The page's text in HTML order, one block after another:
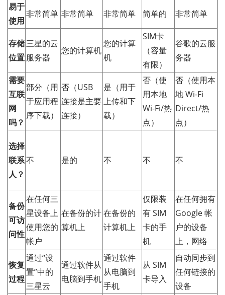
易于
使用
非常简单 非常简单 非常简单 简单的 非常简单
存储
位置
三星的云
服务器
您的计算机
您的计算
机
SIM卡
（容量
有限）
谷歌的云服
务器
需要
互联
网
吗？
部分（用
于应用程
序下载）
否（USB
连接是主要
连接）
是（用于
上传和下
载）
否（使
用本地
Wi-Fi/热
点）
否（使用本
地 Wi-Fi
Direct/热
点）
选择
联系
人？
不 是的 不 不 不
备份
可访
问性
在任何三
星设备上
使用您的
帐户
在备份的计
算机上
在备份的
计算机上
仅限装
有 SIM
卡的手
机
在任何拥有
Google 帐
户的设备
上，网络
恢复
过程
通过“设
置”中的
三星云
通过软件从
电脑到手机
通过软件
从电脑到
手机
从 SIM
卡导入
自动同步到
任何链接的
设备